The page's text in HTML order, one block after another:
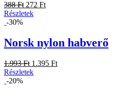
388 Ft 272 Ft
Részletek
-30%
Norsk nylon habverő
1.993 Ft 1.395 Ft
Részletek
-20%